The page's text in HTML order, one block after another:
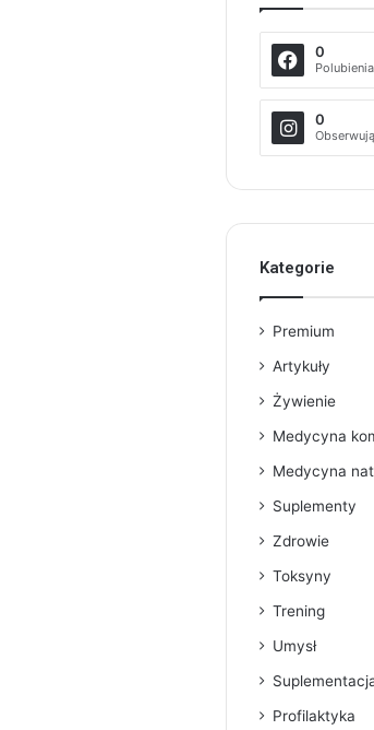
0
Polubienia
0
Kategorie
Premium
Artykuły
Żywienie
Medycyna
Medycyna
Suplementy
Zdrowie
Toksyny
Trening
Umysł
Profilaktyka